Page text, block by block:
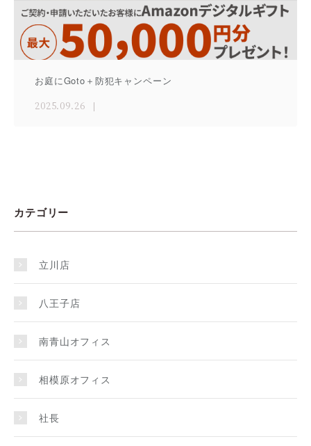
お庭にGoto＋防犯キャンペーン
2025.09.26
カテゴリー
立川店
八王子店
南青山オフィス
相模原オフィス
社長